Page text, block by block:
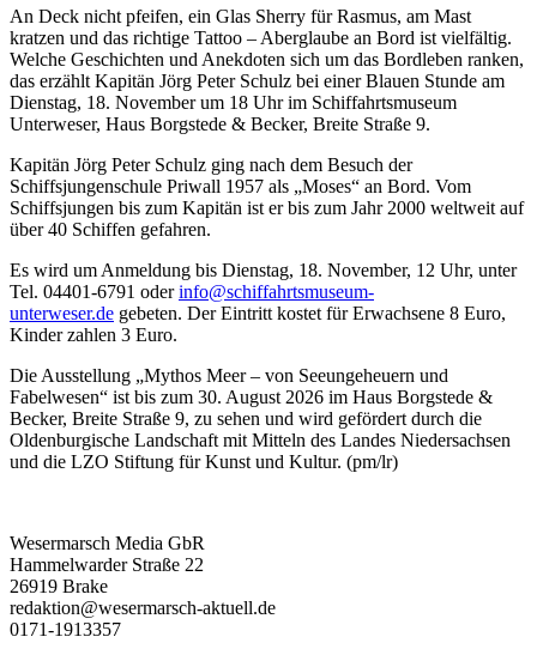
An Deck nicht pfeifen, ein Glas Sherry für Rasmus, am Mast
kratzen und das richtige Tattoo – Aberglaube an Bord ist vielfältig.
Welche Geschichten und Anekdoten sich um das Bordleben ranken,
das erzählt Kapitän Jörg Peter Schulz bei einer Blauen Stunde am
Dienstag, 18. November um 18 Uhr im Schiffahrtsmuseum
Unterweser, Haus Borgstede & Becker, Breite Straße 9.
Kapitän Jörg Peter Schulz ging nach dem Besuch der
Schiffsjungenschule Priwall 1957 als „Moses“ an Bord. Vom
Schiffsjungen bis zum Kapitän ist er bis zum Jahr 2000 weltweit auf
über 40 Schiffen gefahren.
Es wird um Anmeldung bis Dienstag, 18. November, 12 Uhr, unter
Tel. 04401-6791 oderinfo@schiffahrtsmuseum-
unterweser.de gebeten. Der Eintritt kostet für Erwachsene 8 Euro,
Kinder zahlen 3 Euro.
Die Ausstellung „Mythos Meer – von Seeungeheuern und
Fabelwesen“ ist bis zum 30. August 2026 im Haus Borgstede &
Becker, Breite Straße 9, zu sehen und wird gefördert durch die
Oldenburgische Landschaft mit Mitteln des Landes Niedersachsen
und die LZO Stiftung für Kunst und Kultur. (pm/lr)
Wesermarsch Media GbR
Hammelwarder Straße 22
26919 Brake
redaktion@wesermarsch-aktuell.de
0171-1913357